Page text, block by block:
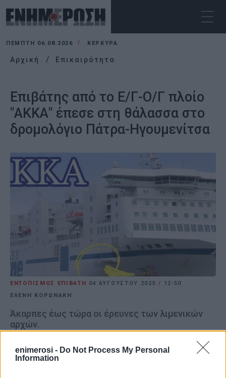
enimerosi - Do Not Process My Personal
Information
ΠΈΜΠΤΗ 06.08.2026 ΚΕΡΚΥΡΑ
Αρχική Επικαιρότητα
Επιβάτης από το Ε/Γ-Ο/Γ πλοίο
"ΑΚΚΑ" έπεσε στη θάλασσα στο
δρομολόγιο Πάτρα-Ηγουμενίτσα
ΕΝΤΟΠΙΣΜΟΣ ΕΠΙΒΑΤΗ 04 ΑΥΓΟΎΣΤΟΥ 2025/
12:50
ΕΛΕΝΗ ΚΟΡΩΝΑΚΗ
Άκαρπες έως τώρα οι έρευνες των λιμενικών
αρχών.
Σε εξέλιξη βρίσκονται οι έρευνες του Λιμενικού
Σώματος για τον εντοπισμό ενός άνδρα που φέρεται να